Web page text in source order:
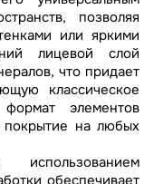
позволяя
или яркими
лицевой слой
что придает
классическое
элементов
покрытие на любых